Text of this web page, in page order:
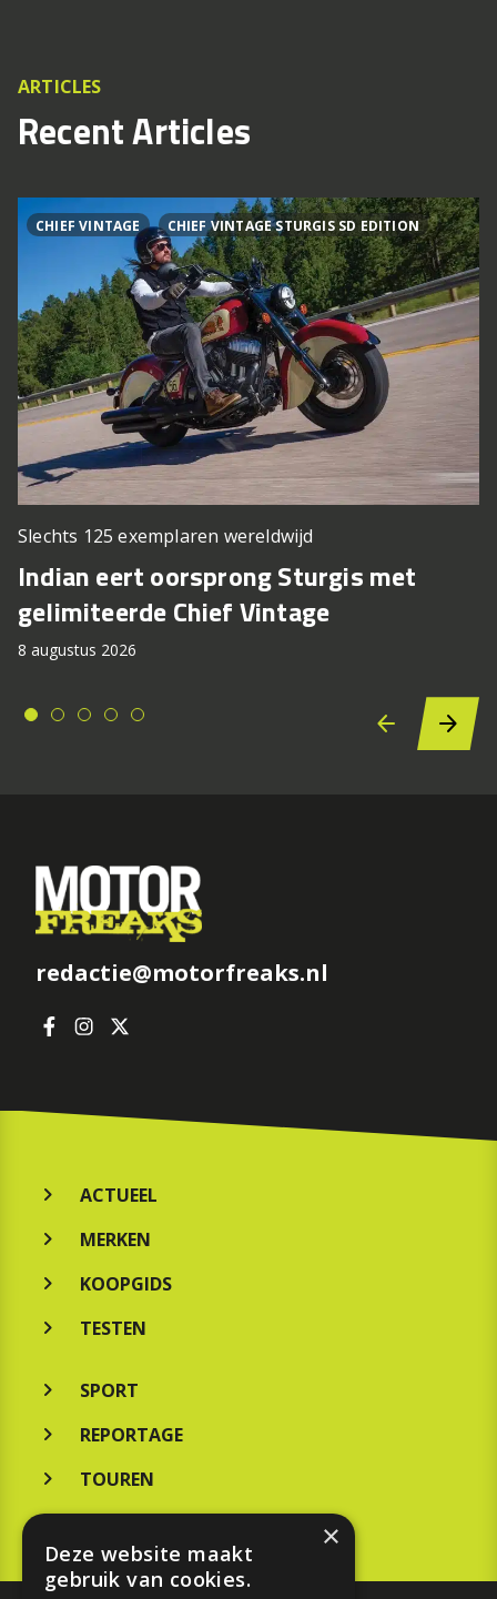
ARTICLES
Recent Articles
CHIEF VINTAGE CHIEF VINTAGE STURGIS SD EDITION
Slechts 125 exemplaren wereldwijd
Indian eert oorsprong Sturgis met
gelimiteerde Chief Vintage
8 augustus 2026
redactie@motorfreaks.nl
ACTUEEL
MERKEN
KOOPGIDS
TESTEN
SPORT
REPORTAGE
TOUREN
×
Deze website maakt
gebruik van cookies.